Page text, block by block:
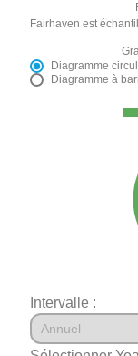
Fairhaven est
Diagramme
Diagramme à
Intervalle :